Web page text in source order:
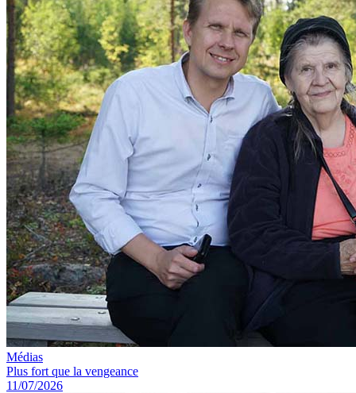
Médias
Plus fort que la vengeance
11/07/2026